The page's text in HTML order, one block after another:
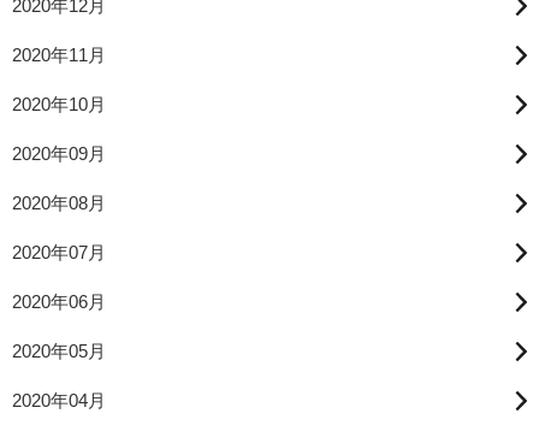
2020年12月
2020年11月
2020年10月
2020年09月
2020年08月
2020年07月
2020年06月
2020年05月
2020年04月